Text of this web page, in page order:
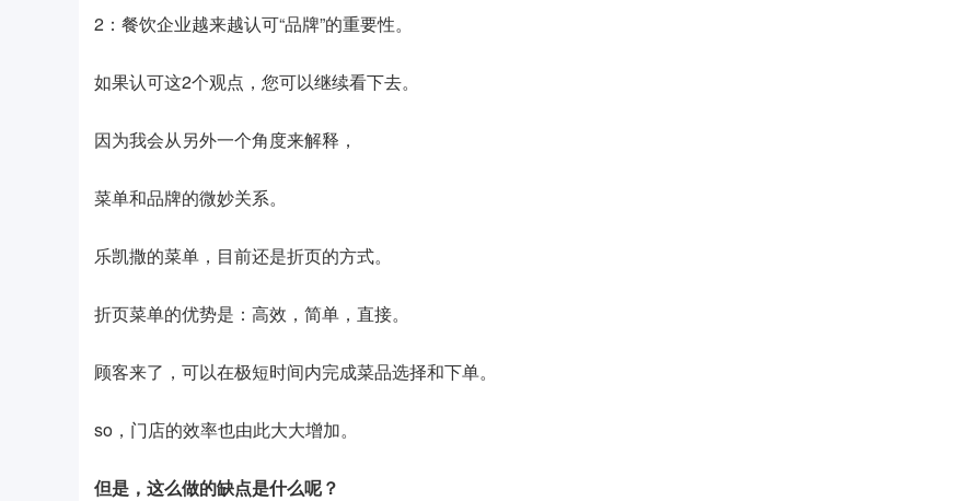
2：餐饮企业越来越认可“品牌”的重要性。
如果认可这2个观点，您可以继续看下去。
因为我会从另外一个角度来解释，
菜单和品牌的微妙关系。
乐凯撒的菜单，目前还是折页的方式。
折页菜单的优势是：高效，简单，直接。
顾客来了，可以在极短时间内完成菜品选择和下单。
so，门店的效率也由此大大增加。
但是，这么做的缺点是什么呢？